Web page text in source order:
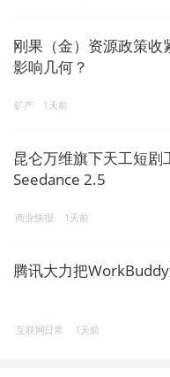
刚果（金）资源政策收
影响几何？
矿产 1天前
昆仑万维旗下天工短剧
Seedance 2.5
商业快报 1天前
腾讯大力把
互联网日常 1天前